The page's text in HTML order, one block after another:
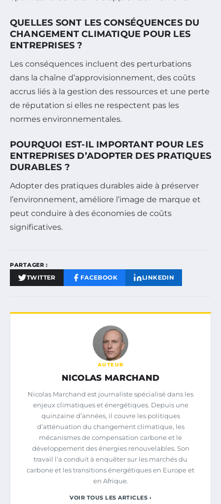
QUELLES SONT LES CONSÉQUENCES DU
CHANGEMENT CLIMATIQUE POUR LES
ENTREPRISES ?
Les conséquences incluent des perturbations
dans la chaîne d’approvisionnement, des coûts
accrus liés à la gestion des ressources et une perte
de réputation si elles ne respectent pas les
normes environnementales.
POURQUOI EST-IL IMPORTANT POUR LES
ENTREPRISES D’ADOPTER DES PRATIQUES
DURABLES ?
Adopter des pratiques durables aide à préserver
l’environnement, améliore l’image de marque et
peut conduire à des économies de coûts
significatives.
PARTAGER :
TWITTER FACEBOOK LINKEDIN
AUTEUR
NICOLAS MARCHAND
Nicolas Marchand est journaliste spécialisé dans les
enjeux climatiques et énergétiques. Depuis une
quinzaine d’années, il couvre les politiques
d’atténuation du changement climatique, les
mécanismes de compensation carbone et le
développement des énergies renouvelables. Son
travail l’a conduit à enquêter sur les marchés du
carbone et les transitions énergétiques en Europe et
en Afrique.
VOIR TOUS LES ARTICLES ›